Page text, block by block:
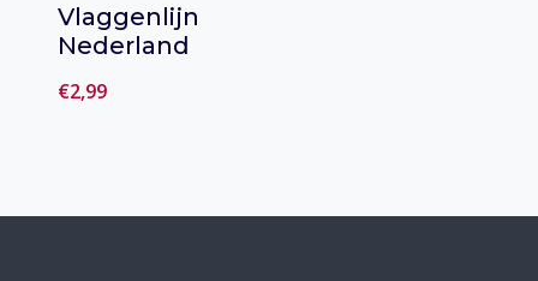
Vlaggenlijn
Nederland
€2,99